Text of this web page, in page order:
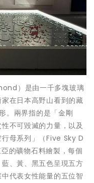
）是由一千多塊玻璃
在日本高野山看到的藏
。兩界指的是「金剛
不可毀滅的力量，以及
母系列」（Five Sky D
的礦物石料繪製，每個
、黃、黑五色呈現五方
代表女性能量的五位智